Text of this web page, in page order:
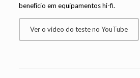
benefício em equipamentos hi-fi.
Ver o video do teste no YouTube